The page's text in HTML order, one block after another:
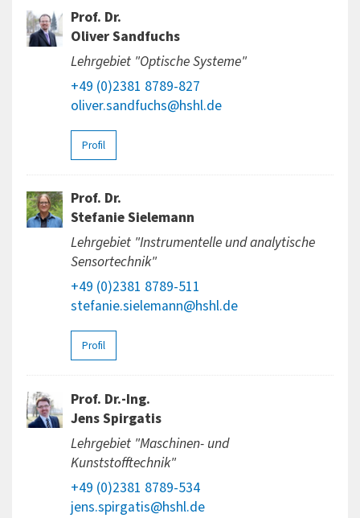
Prof. Dr.
Oliver Sandfuchs
Lehrgebiet "Optische Systeme"
+49 (0)2381 8789-827
oliver.sandfuchs@hshl.de
Profil
Prof. Dr.
Stefanie Sielemann
Lehrgebiet "Instrumentelle und analytische
Sensortechnik"
+49 (0)2381 8789-511
stefanie.sielemann@hshl.de
Profil
Prof. Dr.-Ing.
Jens Spirgatis
Lehrgebiet "Maschinen- und
Kunststofftechnik"
+49 (0)2381 8789-534
jens.spirgatis@hshl.de